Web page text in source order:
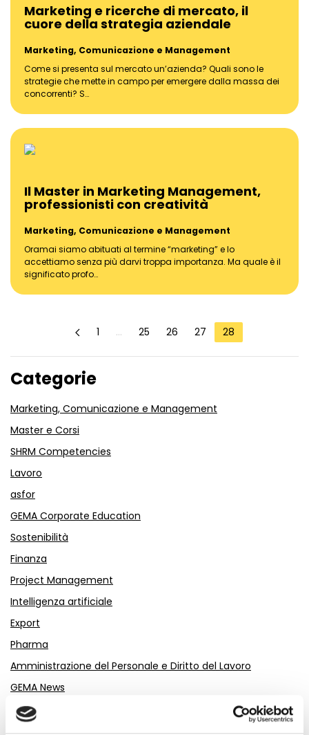
Marketing e ricerche di mercato, il
cuore della strategia aziendale
Marketing, Comunicazione e Management
Come si presenta sul mercato un’azienda? Quali sono le
strategie che mette in campo per emergere dalla massa dei
concorrenti? S…
Il Master in Marketing Management,
professionisti con creatività
Marketing, Comunicazione e Management
Oramai siamo abituati al termine “marketing” e lo
accettiamo senza più darvi troppa importanza. Ma quale è il
significato profo…
1 … 25 26 27 28
Categorie
Marketing, Comunicazione e Management
Master e Corsi
SHRM Competencies
Lavoro
asfor
GEMA Corporate Education
Sostenibilità
Finanza
Project Management
Intelligenza artificiale
Export
Pharma
Amministrazione del Personale e Diritto del Lavoro
GEMA News
Risorse Umane